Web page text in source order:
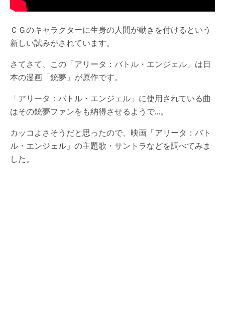
ＣＧのキャラクターに生身の人間が動きを付けるという
新しい試みがされています。
さてさて、この「アリータ：バトル・エンジェル」は日
本の漫画「銃夢」が原作です。
「アリータ：バトル・エンジェル」に使用されている曲
はその銃夢ファンをも納得させるようで…。
カッコよさそうだと思ったので、映画「アリータ：バト
ル・エンジェル」の主題歌・サントラなどを調べてみま
した。